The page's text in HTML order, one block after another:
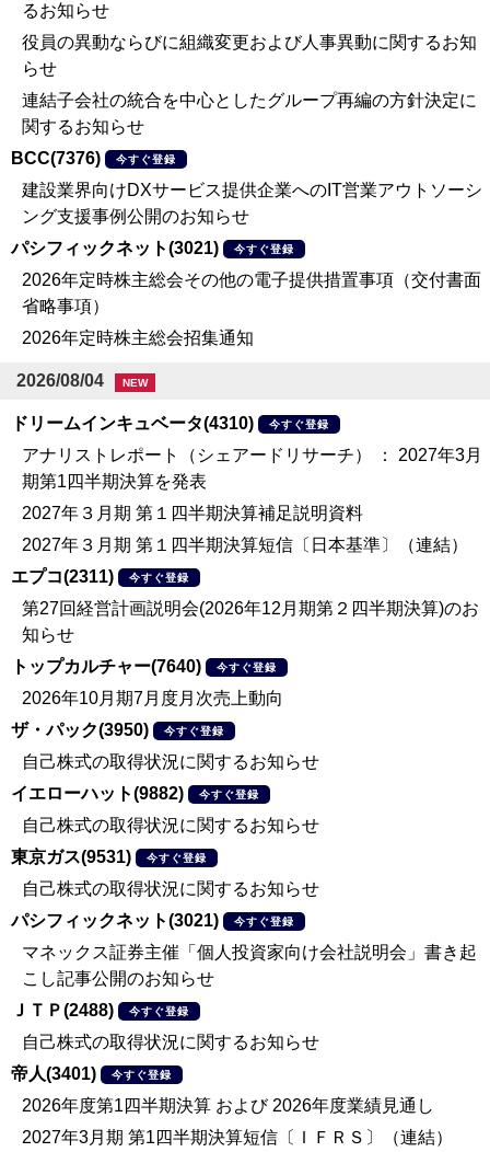
るお知らせ
役員の異動ならびに組織変更および人事異動に関するお知
らせ
連結子会社の統合を中心としたグループ再編の方針決定に
関するお知らせ
BCC(7376)
今すぐ登録
建設業界向けDXサービス提供企業へのIT営業アウトソーシ
ング支援事例公開のお知らせ
パシフィックネット(3021)
今すぐ登録
2026年定時株主総会その他の電子提供措置事項（交付書面
省略事項）
2026年定時株主総会招集通知
2026/08/04 NEW
ドリームインキュベータ(4310) 今すぐ登録
アナリストレポート（シェアードリサーチ） ： 2027年3月
期第1四半期決算を発表
2027年３月期 第１四半期決算補足説明資料
2027年３月期 第１四半期決算短信〔日本基準〕（連結）
エプコ(2311)
今すぐ登録
第27回経営計画説明会(2026年12月期第２四半期決算)のお
知らせ
トップカルチャー(7640)
今すぐ登録
2026年10月期7月度月次売上動向
ザ・パック(3950)
今すぐ登録
自己株式の取得状況に関するお知らせ
イエローハット(9882)
今すぐ登録
自己株式の取得状況に関するお知らせ
東京ガス(9531)
今すぐ登録
自己株式の取得状況に関するお知らせ
パシフィックネット(3021)
今すぐ登録
マネックス証券主催「個人投資家向け会社説明会」書き起
こし記事公開のお知らせ
ＪＴＰ(2488)
今すぐ登録
自己株式の取得状況に関するお知らせ
帝人(3401)
今すぐ登録
2026年度第1四半期決算 および 2026年度業績見通し
2027年3月期 第1四半期決算短信〔ＩＦＲＳ〕（連結）